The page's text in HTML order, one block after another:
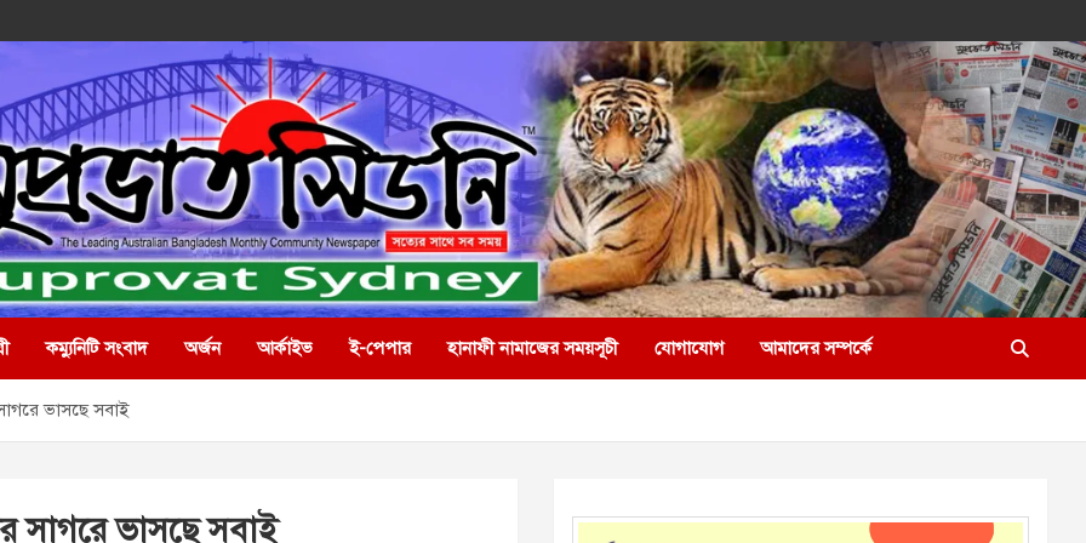
কম্যুনিটি সংবাদ অর্জন আর্কাইভ ই-পেপার হানাফী নামাজের সময়সূচী যোগাযোগ আমাদের সম্পর্কে
ভাসছে সবাই
ভাসছে সবাই